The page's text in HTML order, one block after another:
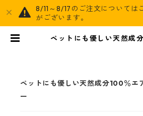
8/11～8/17のご注文については
がございます。
ペットにも優しい天然成
ペットにも優しい天然成分100％エ
ー